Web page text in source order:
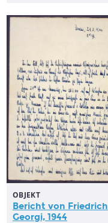
OBJEKT
Bericht von Friedrich
Georgi, 1944